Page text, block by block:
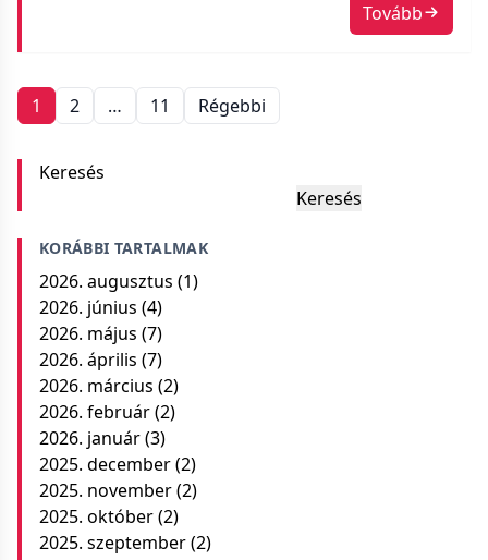
Tovább
Bejegyzések
navigációja
1 2 … 11 Régebbi
Keresés
Keresés
KORÁBBI TARTALMAK
2026. augusztus (1)
2026. június (4)
2026. május (7)
2026. április (7)
2026. március (2)
2026. február(2)
2026. január(3)
2025. december(2)
2025. november(2)
2025. október(2)
2025. szeptember(2)